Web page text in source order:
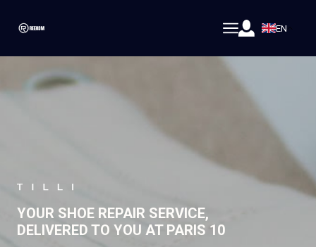
EN
YOUR SHOE REPAIR SERVICE,
DELIVERED TO YOU AT PARIS 10